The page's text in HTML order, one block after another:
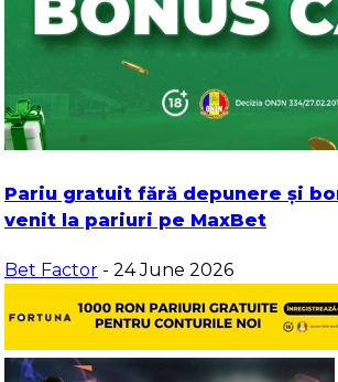
Pariu gratuit fără depunere și
venit la pariuri pe MaxBet
Bet Factor - 24 June 2026